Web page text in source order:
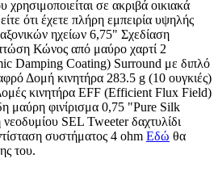
σε ακριβά οικιακά
ότι έχετε πλήρη εμπειρία υψηλής
ηχείων 6,75" Σχεδίαση
Κώνος από μαύρο χαρτί 2
Damping Coating) Surround με διπλό
Δομή κινητήρα 283.5 g (10 ουγκιές)
κινητήρα EFF (Efficient Flux Field)
μαύρη φινίρισμα 0,75 "Pure Silk
SEL Tweeter δαχτυλίδι
συστήματος 4 ohm Εδώ θα
του.